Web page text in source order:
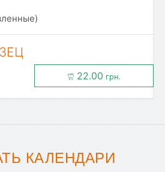
22.00 грн.
КАЛЕНДАРИ